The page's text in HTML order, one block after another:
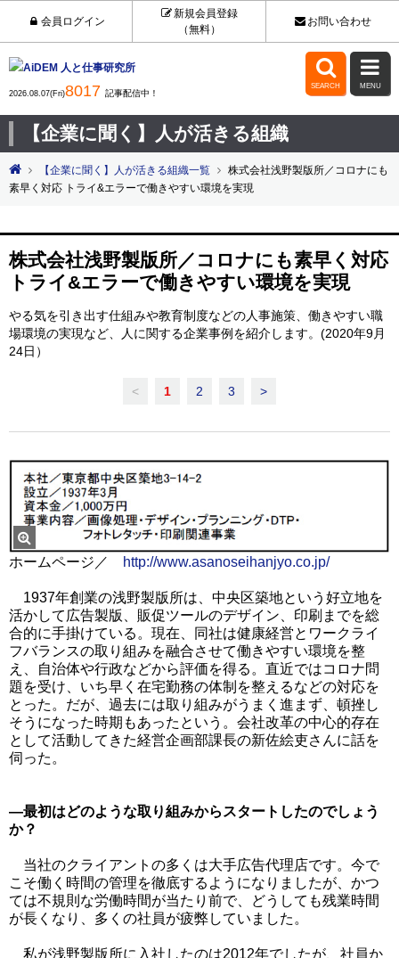
会員ログイン
新規会員登録
（無料）
お問い合わせ
2026.08.07(Fri)8017 記事配信中！

SEARCH

MENU
【企業に聞く】人が活きる組織
【企業に聞く】人が活きる組織一覧
株式会社浅野製版所／コロナにも
素早く対応 トライ&エラーで働きやすい環境を実現
株式会社浅野製版所／コロナにも素早く対応
トライ&エラーで働きやすい環境を実現
やる気を引き出す仕組みや教育制度などの人事施策、働きやすい職
場環境の実現など、人に関する企業事例を紹介します。(2020年9月
24日）
< 1 2 3 >
ホームページ／ http://www.asanoseihanjyo.co.jp/
1937年創業の浅野製版所は、中央区築地という好立地を
活かして広告製版、販促ツールのデザイン、印刷までを総
合的に手掛けている。現在、同社は健康経営とワークライ
フバランスの取り組みを融合させて働きやすい環境を整
え、自治体や行政などから評価を得る。直近ではコロナ問
題を受け、いち早く在宅勤務の体制を整えるなどの対応を
とった。だが、過去には取り組みがうまく進まず、頓挫し
そうになった時期もあったという。会社改革の中心的存在
として活動してきた経営企画部課長の新佐絵吏さんに話を
伺った。
―最初はどのような取り組みからスタートしたのでしょう
か？
当社のクライアントの多くは大手広告代理店です。今で
こそ働く時間の管理を徹底するようになりましたが、かつ
ては不規則な労働時間が当たり前で、どうしても残業時間
が長くなり、多くの社員が疲弊していました。
私が浅野製版所に入社したのは2012年でしたが、社員か